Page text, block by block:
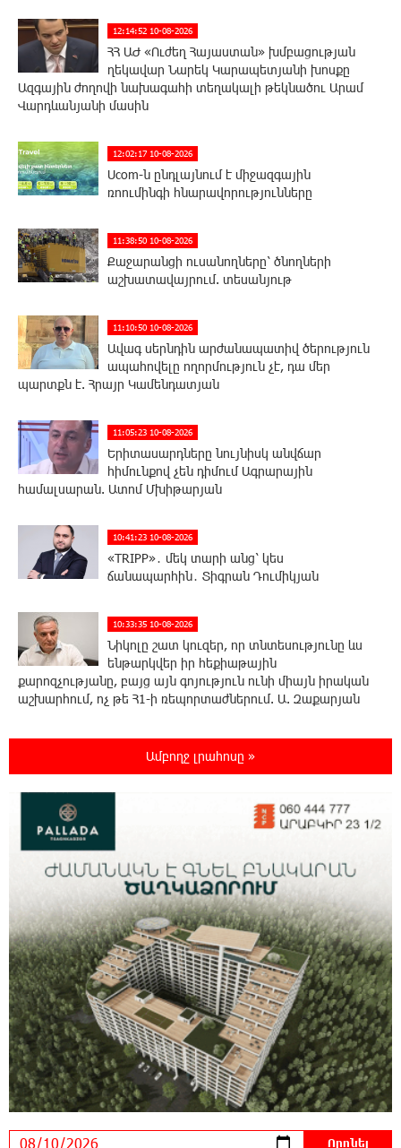
12:14:52 10-08-2026
ՀՀ ԱԺ «Ուժեղ Հայաստան» խմբացության
ղեկավար Նարեկ Կարապետյանի խոսքը
Ազգային ժողովի նախագահի տեղակալի թեկնածու Արամ
Վարդևանյանի մասին
12:02:17 10-08-2026
Ucom-ն ընդլայնում է միջազգային
ռոումինգի հնարավորությունները
11:38:50 10-08-2026
Քաջարանցի ուսանողները՝ ծնողների
աշխատավայրում. տեսանյութ
11:10:50 10-08-2026
Ավագ սերնդին արժանապատիվ ծերություն
ապահովելը ողորմություն չէ, դա մեր
պարտքն է. Հրայր Կամենդատյան
11:05:23 10-08-2026
Երիտասարդները նույնիսկ անվճար
հիմունքով չեն դիմում Ագրարային
համալսարան. Ատոմ Մխիթարյան
10:41:23 10-08-2026
«TRIPP»․ մեկ տարի անց՝ կես
ճանապարհին․ Տիգրան Դումիկյան
10:33:35 10-08-2026
Նիկոլը շատ կուզեր, որ տնտեսությունը ևս
ենթարկվեր իր հեքիաթային
քարոզչությանը, բայց այն գոյություն ունի միայն իրական
աշխարհում, ոչ թե Հ1-ի ռեպորտաժներում. Ա. Զաքարյան
Ժամանակի ընթացքում Հայաստանի բոլոր
Կարապետյան
9:27:19 10-08-2026
Պատասխանատվության և առաջնային
նպատակի՝ մեր բոլորի երազած ուժեղ
Հայաստանի մասին. Արամ Վարդևանյան
22:45:13 9-08-2026
Կոչ` Նիկոլ Փաշինյանին. չեղարկե՛ք
«Թրամփի ուղի» հայաստանակործան
ադրբեջանա-թուրքական ծրագիրը. Խաչիկ Ասրյան
19:45:21 9-08-2026
«Երբ Եկեղեցու ինքնավարությունը դառնում
է քրեական գործ»․ Լիլիա Շուշանյան
Ամբողջ լրահոսը »